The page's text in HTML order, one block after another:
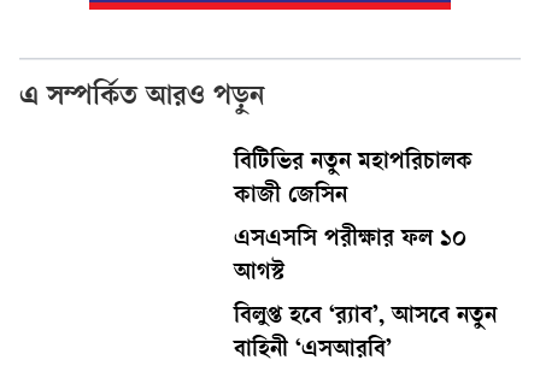
এ সম্পর্কিত আরও পড়ুন
বিটিভির নতুন মহাপরিচালক
কাজী জেসিন
এসএসসি পরীক্ষার ফল ১০
আগস্ট
বিলুপ্ত হবে ‘র‍্যাব’, আসবে নতুন
বাহিনী ‘এসআরবি’